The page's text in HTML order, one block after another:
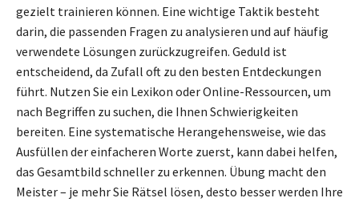
gezielt trainieren können. Eine wichtige Taktik besteht
darin, die passenden Fragen zu analysieren und auf häufig
verwendete Lösungen zurückzugreifen. Geduld ist
entscheidend, da Zufall oft zu den besten Entdeckungen
führt. Nutzen Sie ein Lexikon oder Online-Ressourcen, um
nach Begriffen zu suchen, die Ihnen Schwierigkeiten
bereiten. Eine systematische Herangehensweise, wie das
Ausfüllen der einfacheren Worte zuerst, kann dabei helfen,
das Gesamtbild schneller zu erkennen. Übung macht den
Meister – je mehr Sie Rätsel lösen, desto besser werden Ihre